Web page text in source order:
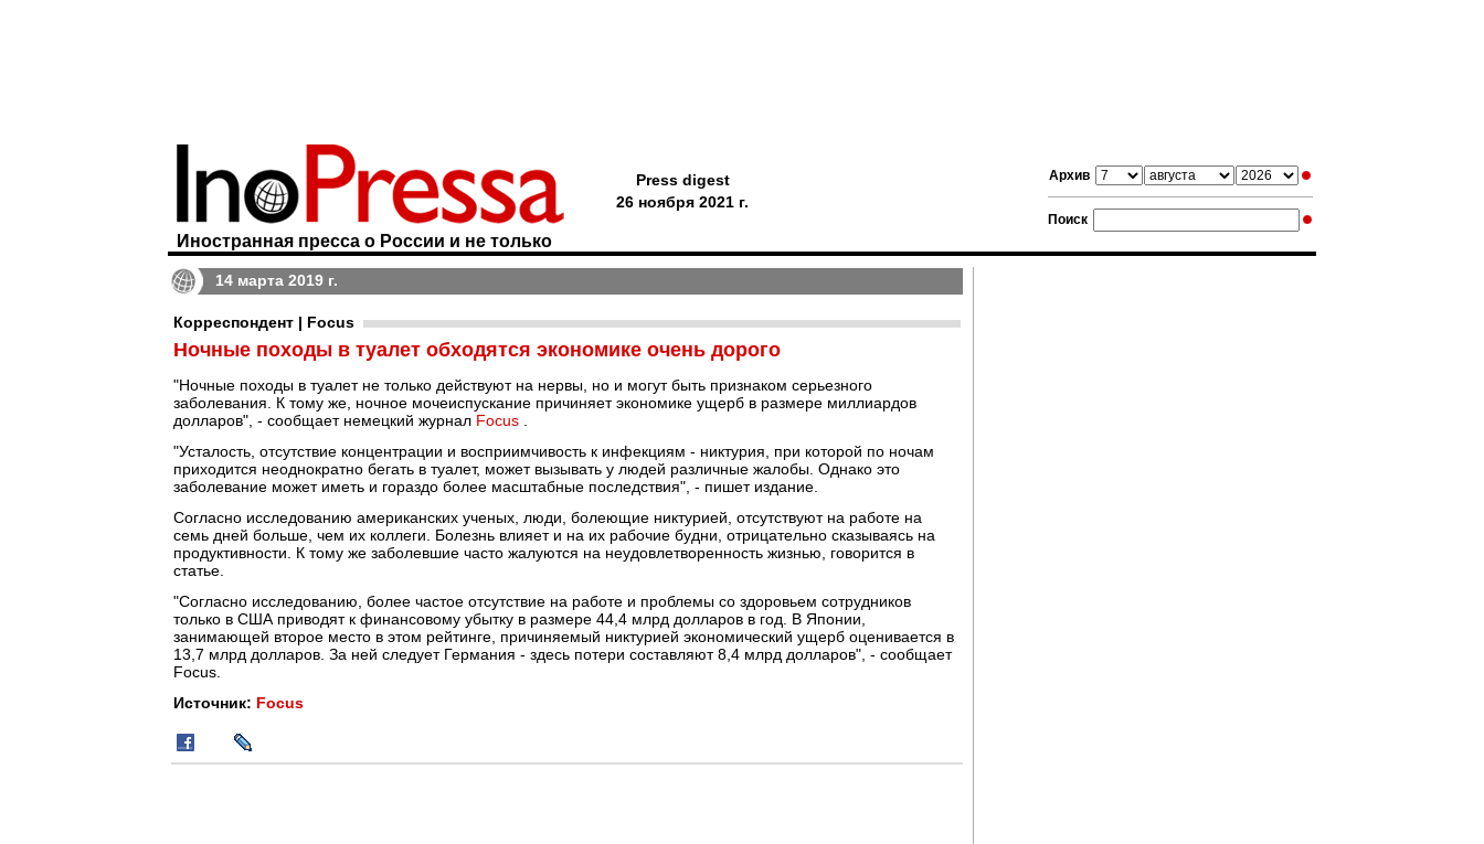
Архив
Поиск
Иностранная пресса о России и не только
Press digest
26 ноября 2021 г.
14 марта 2019 г.
Корреспондент | Focus
Ночные походы в туалет обходятся экономике очень дорого
"Ночные походы в туалет не только действуют на нервы, но и могут быть признаком серьезного
заболевания. К тому же, ночное мочеиспускание причиняет экономике ущерб в размере миллиардов
долларов", - сообщает немецкий журнал Focus
"Усталость, отсутствие концентрации и восприимчивость к инфекциям - никтурия, при которой по ночам
приходится неоднократно бегать в туалет, может вызывать у людей различные жалобы. Однако это
заболевание может иметь и гораздо более масштабные последствия", - пишет издание.
Согласно исследованию американских ученых, люди, болеющие никтурией, отсутствуют на работе на
семь дней больше, чем их коллеги. Болезнь влияет и на их рабочие будни, отрицательно сказываясь на
продуктивности. К тому же заболевшие часто жалуются на неудовлетворенность жизнью, говорится в
статье.
"Согласно исследованию, более частое отсутствие на работе и проблемы со здоровьем сотрудников
только в США приводят к финансовому убытку в размере 44,4 млрд долларов в год. В Японии,
занимающей второе место в этом рейтинге, причиняемый никтурией экономический ущерб оценивается в
13,7 млрд долларов. За ней следует Германия - здесь потери составляют 8,4 млрд долларов", - сообщает
Focus.
Источник: Focus